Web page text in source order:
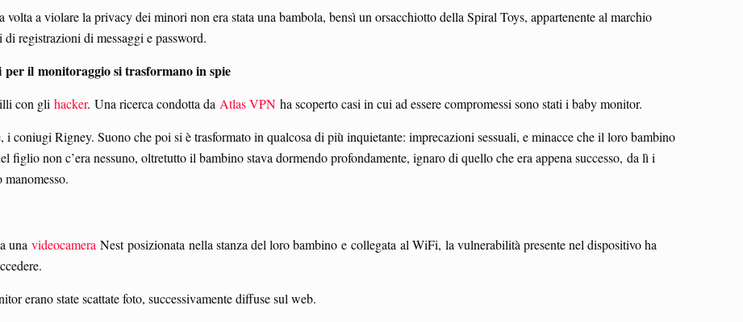
a violare la privacy dei minori non era stata una bambola, bensì un orsacchiotto della Spiral Toys, appartenente al marchio
registrazioni di messaggi e password.
per il monitoraggio si trasformano in spie
con gli hacker. Una ricerca condotta da Atlas VPN ha scoperto casi in cui ad essere compromessi sono stati i baby monitor.
i coniugi Rigney. Suono che poi si è trasformato in qualcosa di più inquietante: imprecazioni sessuali, e minacce che il loro bambino
figlio non c’era nessuno, oltretutto il bambino stava dormendo profondamente, ignaro di quello che era appena successo, da lì i
una videocamera Nest posizionata nella stanza del loro bambino e collegata al WiFi, la vulnerabilità presente nel dispositivo ha
erano state scattate foto, successivamente diffuse sul web.